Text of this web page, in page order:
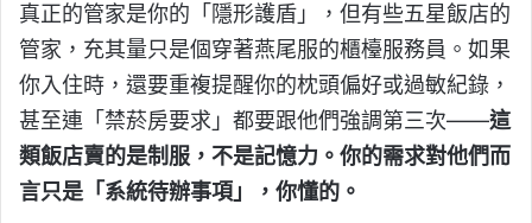
真正的管家是你的「隱形護盾」，但有些五星飯店的
管家，充其量只是個穿著燕尾服的櫃檯服務員。如果
你入住時，還要重複提醒你的枕頭偏好或過敏紀錄，
甚至連「禁菸房要求」都要跟他們強調第三次——這
類飯店賣的是制服，不是記憶力。你的需求對他們而
言只是「系統待辦事項」，你懂的。